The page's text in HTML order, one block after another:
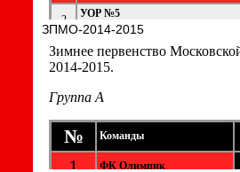
ЗПМО-2014-2015